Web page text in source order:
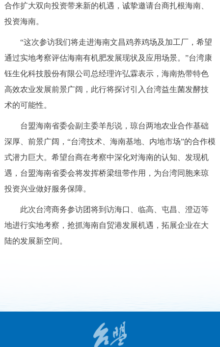
合作扩大双向投资带来新的机遇，诚挚邀请台商扎根海南、
投资海南。
“这次参访我们将走进海南文昌鸡养鸡场及加工厂，希望
通过实地考察评估海南有机肥发展现状及应用场景。”台湾康
钰生化科技股份有限公司总经理许弘霖表示，海南热带特色
高效农业发展前景广阔，此行将探讨引入台湾益生菌发酵技
术的可能性。
台盟海南省委会副主委羊彤说，琼台两地农业合作基础
深厚、前景广阔，“台湾技术、海南基地、内地市场”的合作模
式潜力巨大。希望台商在考察中深化对海南的认知、发现机
遇，台盟海南省委会将发挥桥梁纽带作用，为台湾同胞来琼
投资兴业做好服务保障。
此次台湾商务参访团将到访海口、临高、屯昌、澄迈等
地进行实地考察，抢抓海南自贸港发展机遇，拓展企业在大
陆的发展新空间。